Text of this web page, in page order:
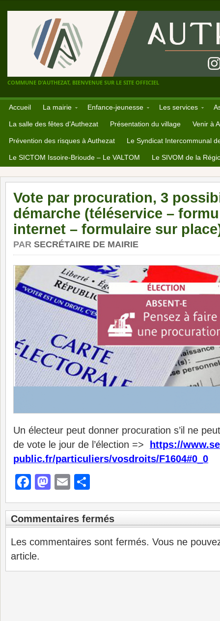
COMMUNE D'AUTHEZAT, BIENVENUE SUR LE SITE OFFICIEL
Accueil La mairie Enfance-jeunesse Les services
La salle des fêtes d’Authezat Présentation du village Venir à
Prévention des risques à Authezat Le Syndicat Intercommunal
Le SICTOM Issoire-Brioude – Le VALTOM Le SIVOM de la
Vote par procuration, 3
démarche (téléservice –
internet – formulaire sur
PAR SECRÉTAIRE DE MAIRIE
Un électeur peut donner procuration s’il ne
de vote le jour de l’élection =>
https://
public.fr/particuliers/vosdroits/F1604#0_0
Facebook
Mastodon
Email
Commentaires fermés
Les commentaires sont fermés. Vous ne
article.